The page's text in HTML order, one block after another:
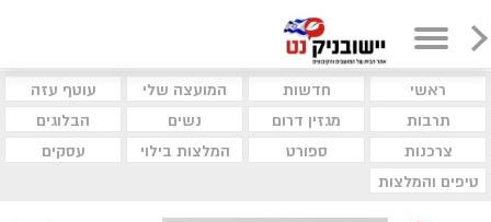
ראשי חדשות המועצה שלי
עוטף עזה
תרבות
מגזין דרום נשים
הבלוגים
צרכנות
ספורט המלצות בילוי
עסקים
טיפים והמלצות